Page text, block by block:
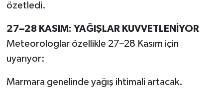
özetledi.
27–28 KASIM: YAĞIŞLAR KUVVETLENİYOR
Meteorologlar özellikle 27–28 Kasım için
uyarıyor:
Marmara genelinde yağış ihtimali artacak.